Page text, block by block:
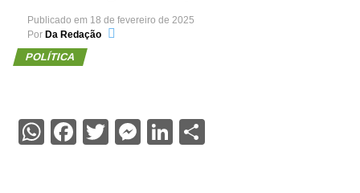
Publicado em 18 de fevereiro de 2025
Por Da Redação
POLÍTICA
WhatsApp
Facebook
Twitter
Messenger
LinkedIn
Share